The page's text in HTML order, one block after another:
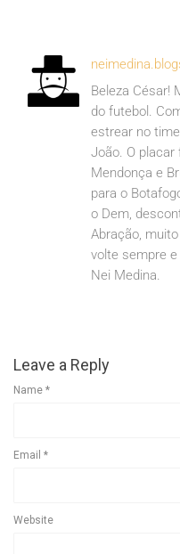
Beleza César!
do futebol.
estrear no
João. O
Mendonça e
para o
o Dem,
Abração,
volte sempre
Nei Medina.
Leave a Reply
Name *
Email *
Website